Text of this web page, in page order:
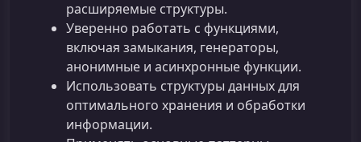
расширяемые структуры.
Уверенно работать с функциями,
включая замыкания, генераторы,
анонимные и асинхронные функции.
Использовать структуры данных для
оптимального хранения и обработки
информации.